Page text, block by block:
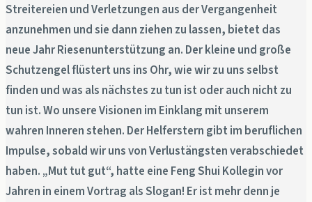
Streitereien und Verletzungen aus der Vergangenheit
anzunehmen und sie dann ziehen zu lassen, bietet das
neue Jahr Riesenunterstützung an. Der kleine und große
Schutzengel flüstert uns ins Ohr, wie wir zu uns selbst
finden und was als nächstes zu tun ist oder auch nicht zu
tun ist. Wo unsere Visionen im Einklang mit unserem
wahren Inneren stehen. Der Helferstern gibt im beruflichen
Impulse, sobald wir uns von Verlustängsten verabschiedet
haben. „Mut tut gut“, hatte eine Feng Shui Kollegin vor
Jahren in einem Vortrag als Slogan! Er ist mehr denn je